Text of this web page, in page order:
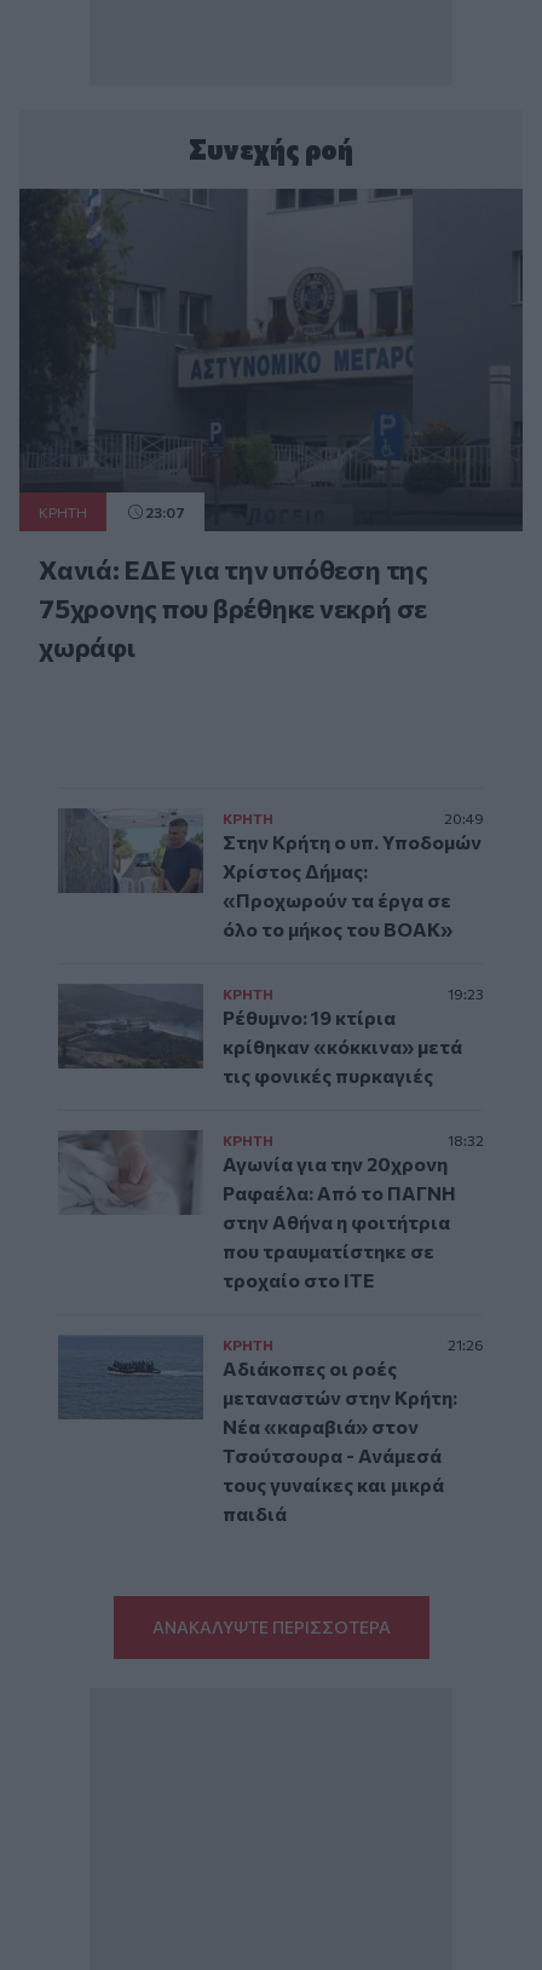
Συνεχής ροή
ΚΡΗΤΗ 23:07
Χανιά: ΕΔΕ για την υπόθεση της
75χρονης που βρέθηκε νεκρή σε
χωράφι
ΚΡΗΤΗ 20:49
Στην Κρήτη ο υπ. Υποδομών
Χρίστος Δήμας:
«Προχωρούν τα έργα σε
όλο το μήκος του ΒΟΑΚ»
ΚΡΗΤΗ 19:23
Ρέθυμνο: 19 κτίρια
κρίθηκαν «κόκκινα» μετά
τις φονικές πυρκαγιές
ΚΡΗΤΗ 18:32
Αγωνία για την 20χρονη
Ραφαέλα: Από το ΠΑΓΝΗ
στην Αθήνα η φοιτήτρια
που τραυματίστηκε σε
τροχαίο στο ΙΤΕ
ΚΡΗΤΗ 21:26
Αδιάκοπες οι ροές
μεταναστών στην Κρήτη:
Νέα «καραβιά» στον
Τσούτσουρα - Ανάμεσά
τους γυναίκες και μικρά
παιδιά
ΑΝΑΚΑΛΥΨΤΕ ΠΕΡΙΣΣΟΤΕΡΑ